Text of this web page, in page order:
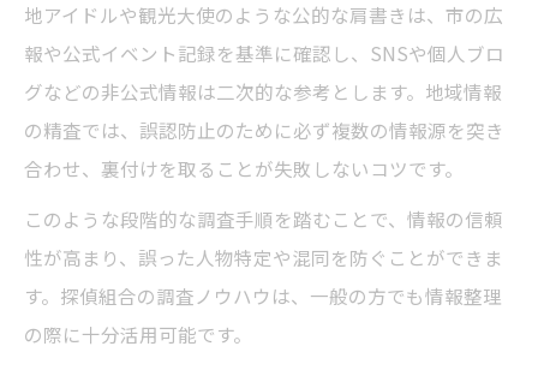
地アイドルや観光大使のような公的な肩書きは、市の広
報や公式イベント記録を基準に確認し、SNSや個人ブロ
グなどの非公式情報は二次的な参考とします。地域情報
の精査では、誤認防止のために必ず複数の情報源を突き
合わせ、裏付けを取ることが失敗しないコツです。
このような段階的な調査手順を踏むことで、情報の信頼
性が高まり、誤った人物特定や混同を防ぐことができま
す。探偵組合の調査ノウハウは、一般の方でも情報整理
の際に十分活用可能です。